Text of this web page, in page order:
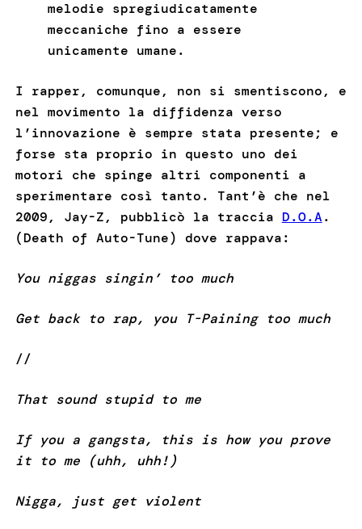
melodie spregiudicatamente
meccaniche fino a essere
unicamente umane.
I rapper, comunque, non si smentiscono, e
nel movimento la diffidenza verso
l’innovazione è sempre stata presente; e
forse sta proprio in questo uno dei
motori che spinge altri componenti a
sperimentare così tanto. Tant’è che nel
2009, Jay-Z, pubblicò la traccia D.O.A.
(Death of Auto-Tune) dove rappava:
You niggas singin’ too much
Get back to rap, you T-Paining too much
//
That sound stupid to me
If you a gangsta, this is how you prove
it to me (uhh, uhh!)
Nigga, just get violent